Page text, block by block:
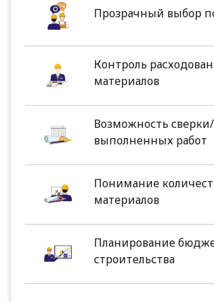
Прозрачный выбор
Контроль
материалов
Возможность
выполненных работ
Понимание
материалов
Планирование
строительства